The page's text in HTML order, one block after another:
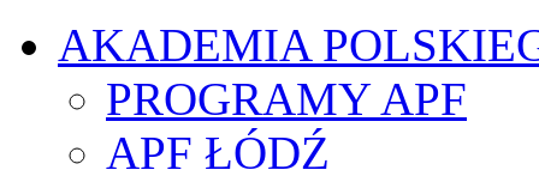
AKADEMIA
PROGRAMY APF
APF ŁÓDŹ